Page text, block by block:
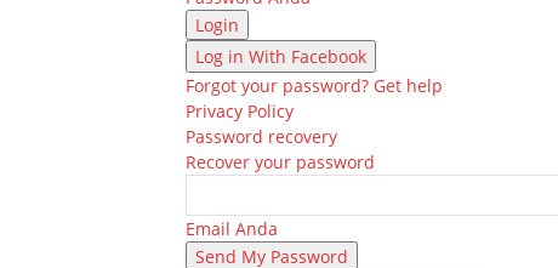
Log in With Facebook
Forgot your password? Get help
Privacy Policy
Password recovery
Recover your password
Email Anda